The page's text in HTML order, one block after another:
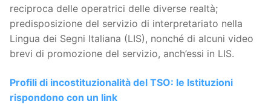
reciproca delle operatrici delle diverse realtà;
predisposizione del servizio di interpretariato nella
Lingua dei Segni Italiana (LIS), nonché di alcuni video
brevi di promozione del servizio, anch’essi in LIS.
Profili di incostituzionalità del TSO: le Istituzioni
rispondono con un link